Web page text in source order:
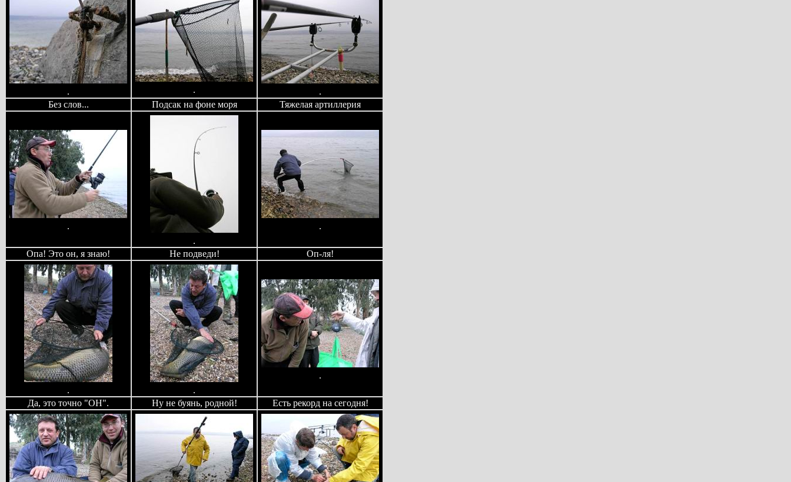
. .
.
Без слов...
Подсак на фоне моря Тяжелая артиллерия
.
.
.
Опа! Это он, я знаю! Не подведи! Оп-ля!
. .
.
Да, это точно "ОН". Ну не буянь, родной! Есть рекорд на сегодня!